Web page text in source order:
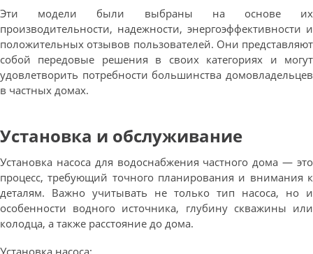
Эти модели были выбраны на основе их
производительности, надежности, энергоэффективности и
положительных отзывов пользователей. Они представляют
собой передовые решения в своих категориях и могут
удовлетворить потребности большинства домовладельцев
в частных домах.
Установка и обслуживание
Установка насоса для водоснабжения частного дома — это
процесс, требующий точного планирования и внимания к
деталям. Важно учитывать не только тип насоса, но и
особенности водного источника, глубину скважины или
колодца, а также расстояние до дома.
Установка насоса: